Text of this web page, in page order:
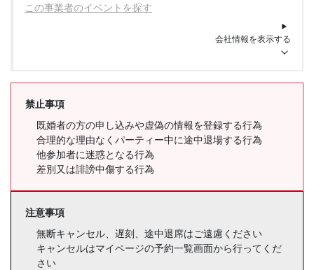
この事業者のイベントを探す
会社情報を表示する
禁止事項
既婚者の方の申し込みや虚偽の情報を登録する行為
合理的な理由なくパーティー中に途中退場する行為
他参加者に迷惑となる行為
差別又は誹謗中傷する行為
注意事項
無断キャンセル、遅刻、途中退席はご遠慮ください
キャンセルはマイページの予約一覧画面から行ってくだ
さい